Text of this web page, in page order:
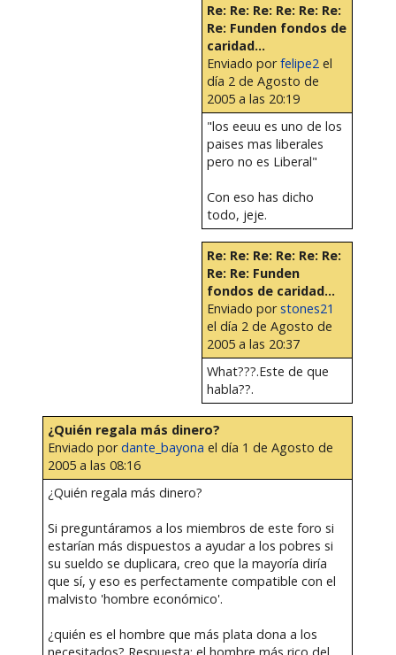
Re: Re: Re: Re: Re: Re:
Re: Funden fondos de
caridad...
Enviado porfelipe2 el
día 2 de Agosto de
2005 a las 20:19
"los eeuu es uno de los
paises mas liberales
pero no es Liberal"
Con eso has dicho
todo, jeje.
Re: Re: Re: Re: Re: Re:
Re: Re: Funden
fondos de caridad...
Enviado porstones21
el día 2 de Agosto de
2005 a las 20:37
What???.Este de que
habla??.
¿Quién regala más dinero?
Enviado pordante_bayona el día 1 de Agosto de
2005 a las 08:16
¿Quién regala más dinero?
Si preguntáramos a los miembros de este foro si
estarían más dispuestos a ayudar a los pobres si
su sueldo se duplicara, creo que la mayoría diría
que sí, y eso es perfectamente compatible con el
malvisto 'hombre económico'.
¿quién es el hombre que más plata dona a los